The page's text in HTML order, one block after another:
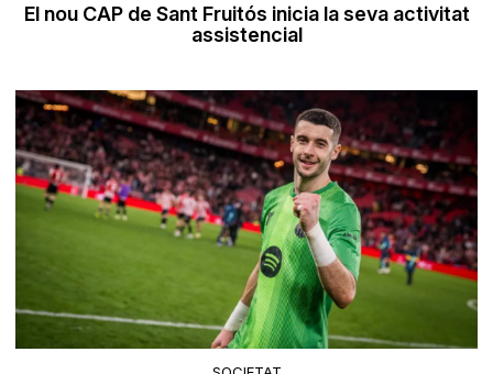
El nou CAP de Sant Fruitós inicia la seva activitat
assistencial